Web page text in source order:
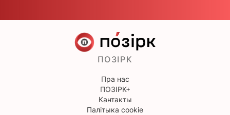
ПОЗІРК
Пра нас
ПОЗІРК+
Кантакты
Палітыка cookie